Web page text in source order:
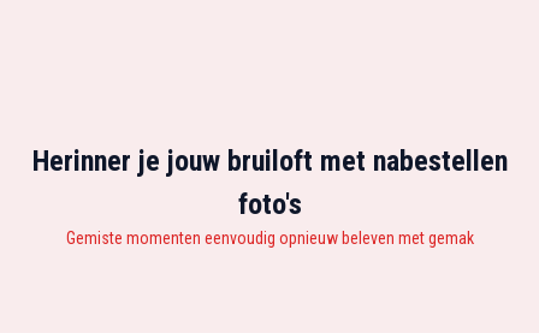
Herinner je jouw bruiloft met nabestellen
foto's
Gemiste momenten eenvoudig opnieuw beleven met gemak